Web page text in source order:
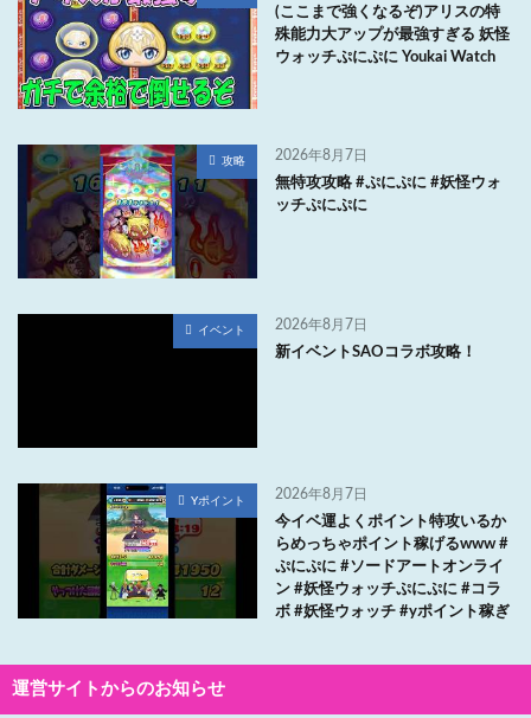
(ここまで強くなるぞ)アリスの特
殊能力大アップが最強すぎる 妖怪
ウォッチぷにぷに Youkai Watch
攻略 2026年8月7日
無特攻攻略 #ぷにぷに #妖怪ウォ
ッチぷにぷに
イベント 2026年8月7日
新イベントSAOコラボ攻略！
Yポイント 2026年8月7日
今イベ運よくポイント特攻いるか
らめっちゃポイント稼げるwww #
ぷにぷに #ソードアートオンライ
ン #妖怪ウォッチぷにぷに #コラ
ボ #妖怪ウォッチ #yポイント稼ぎ
運営サイトからのお知らせ